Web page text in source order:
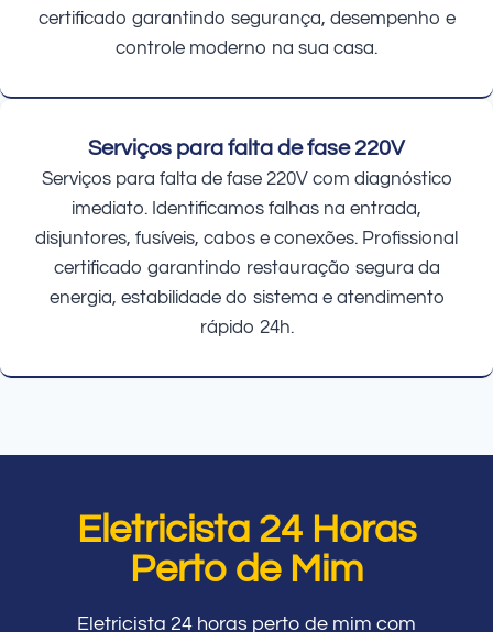
certificado garantindo segurança, desempenho e
controle moderno na sua casa.
Serviços para falta de fase 220V
Serviços para falta de fase 220V com diagnóstico
imediato. Identificamos falhas na entrada,
disjuntores, fusíveis, cabos e conexões. Profissional
certificado garantindo restauração segura da
energia, estabilidade do sistema e atendimento
rápido 24h.
Eletricista 24 Horas
Perto de Mim
Eletricista 24 horas perto de mim com